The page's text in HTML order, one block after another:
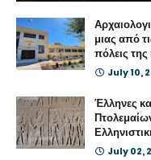
μιας από
πόλεις
July 10,
Έλληνες
July 02,